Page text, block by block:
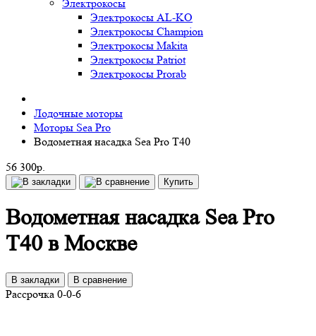
Электрокосы
Электрокосы AL-KO
Электрокосы Champion
Электрокосы Makita
Электрокосы Patriot
Электрокосы Prorab
Лодочные моторы
Моторы Sea Pro
Водометная насадка Sea Pro T40
56 300р.
Купить
Водометная насадка Sea Pro
T40 в Москве
В закладки В сравнение
Рассрочка 0-0-6